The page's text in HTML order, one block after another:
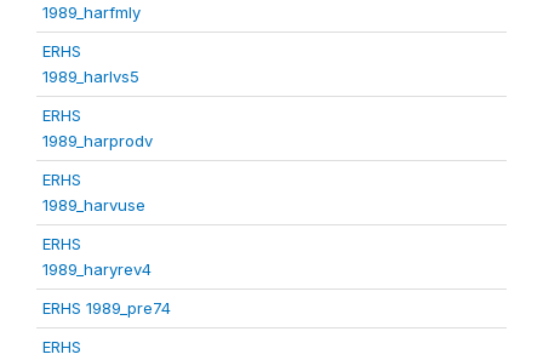
1989_harfmly
ERHS
1989_harlvs5
ERHS
1989_harprodv
ERHS
1989_harvuse
ERHS
1989_haryrev4
ERHS 1989_pre74
ERHS